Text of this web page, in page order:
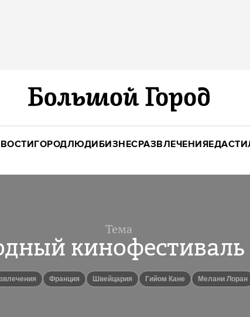
ГОРОДЛЮДИБИЗНЕСРАЗВЛЕЧЕНИЯЕДА
Тема
Франция Швейцария Гийом Кане Мелани Лоран